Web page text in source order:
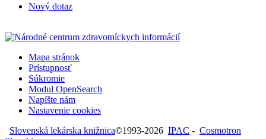
Nový dotaz
Mapa stránok
Prístupnosť
Súkromie
Modul OpenSearch
Napíšte nám
Nastavenie cookies
Slovenská lekárska knižnica©1993-2026 IPAC - Cosmotron